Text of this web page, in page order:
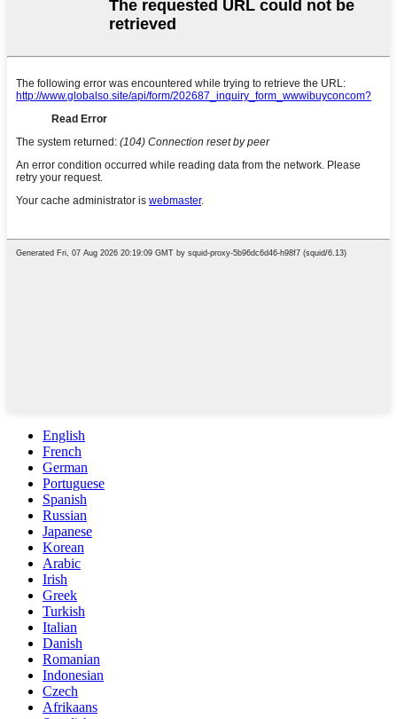
English
French
German
Portuguese
Spanish
Russian
Japanese
Korean
Arabic
Irish
Greek
Turkish
Italian
Danish
Romanian
Indonesian
Czech
Afrikaans